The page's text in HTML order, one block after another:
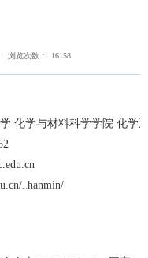
浏览次数： 16158
化学与材料科学学院 化学
~hanmin/